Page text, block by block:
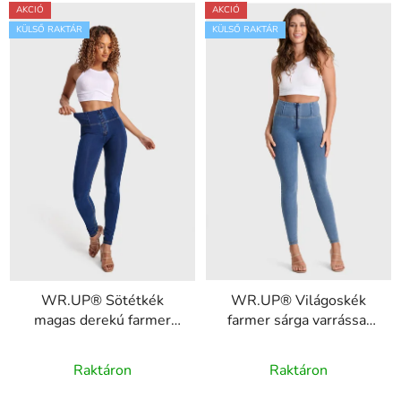
AKCIÓ
KÜLSŐ RAKTÁR
WR.UP® Sötétkék
magas derekú farmer
RE(MOVE)
WRUP1HC002ORG,
Raktáron
AKCIÓ
KÜLSŐ RAKTÁR
WR.UP® Világoskék
farmer sárga varrással
WRUP1HC002ORG,
J4Y
Raktáron